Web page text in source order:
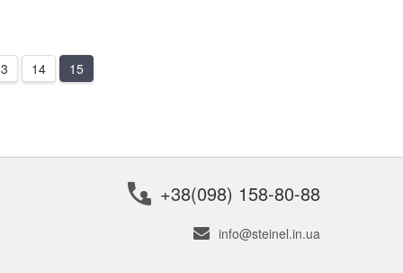
14 15
+38(098) 158-80-88
info@steinel.in.ua